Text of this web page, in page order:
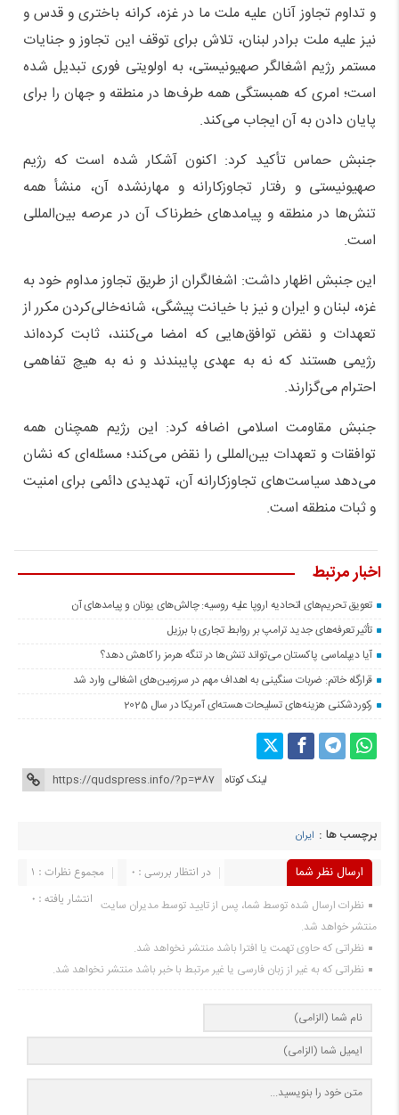
و تداوم تجاوز آنان علیه ملت ما در غزه، کرانه باختری و قدس و
نیز علیه ملت برادر لبنان، تلاش برای توقف این تجاوز و جنایات
مستمر رژیم اشغالگر صهیونیستی، به اولویتی فوری تبدیل شده
است؛ امری که همبستگی همه طرف‌ها در منطقه و جهان را برای
پایان دادن به آن ایجاب می‌کند.
جنبش حماس تأکید کرد: اکنون آشکار شده است که رژیم
صهیونیستی و رفتار تجاوزکارانه و مهارنشده آن، منشأ همه
تنش‌ها در منطقه و پیامدهای خطرناک آن در عرصه بین‌المللی
است.
این جنبش اظهار داشت: اشغالگران از طریق تجاوز مداوم خود به
غزه، لبنان و ایران و نیز با خیانت ‌پیشگی، شانه‌خالی‌کردن مکرر از
تعهدات و نقض توافق‌هایی که امضا می‌کنند، ثابت کرده‌اند
رژیمی هستند که نه به عهدی پایبندند و نه به هیچ تفاهمی
احترام می‌گزارند.
جنبش مقاومت اسلامی اضافه کرد: این رژیم همچنان همه
توافقات و تعهدات بین‌المللی را نقض می‌کند؛ مسئله‌ای که نشان
می‌دهد سیاست‌های تجاوزکارانه آن، تهدیدی دائمی برای امنیت
و ثبات منطقه است.
اخبار مرتبط
تعویق تحریم‌های اتحادیه اروپا علیه روسیه: چالش‌های یونان و پیامدهای آن
تأثیر تعرفه‌های جدید ترامپ بر روابط تجاری با برزیل
آیا دیپلماسی پاکستان می‌تواند تنش‌ها در تنگه هرمز را کاهش دهد؟
قرارگاه خاتم‌: ضربات سنگینی به اهداف مهم در سرزمین‌های اشغالی وارد شد
رکوردشکنی هزینه‌های تسلیحات هسته‌ای آمریکا در سال 2025
لینک کوتاه
برچسب ها : ایران
ارسال نظر شما مجموع نظرات : 1
در انتظار بررسی : 0
انتشار یافته : 0 نظرات ارسال شده توسط شما، پس از تایید توسط مدیران سایت
منتشر خواهد شد.
نظراتی که حاوی تهمت یا افترا باشد منتشر نخواهد شد.
نظراتی که به غیر از زبان فارسی یا غیر مرتبط با خبر باشد منتشر نخواهد شد.